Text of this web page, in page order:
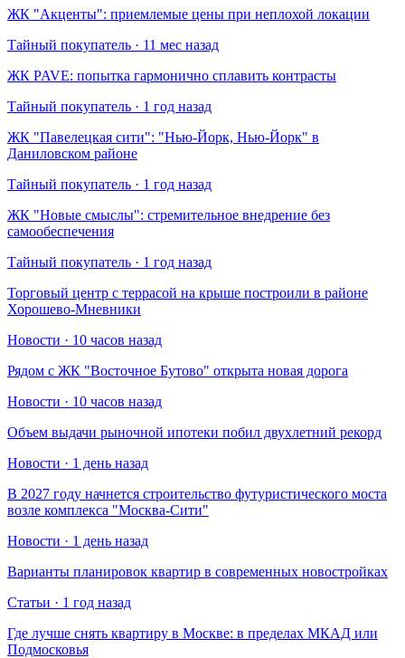
​ЖК "Акценты": приемлемые цены при неплохой локации
Тайный покупатель · 11 мес назад
​ЖК PAVE: попытка гармонично сплавить контрасты
Тайный покупатель · 1 год назад
​ЖК "Павелецкая сити": "Нью-Йорк, Нью-Йорк" в
Даниловском районе
Тайный покупатель · 1 год назад
​ЖК "Новые смыслы": стремительное внедрение без
самообеспечения
Тайный покупатель · 1 год назад
Торговый центр с террасой на крыше построили в районе
Хорошево-Мневники
Новости · 10 часов назад
Рядом с ЖК "Восточное Бутово" открыта новая дорога
Новости · 10 часов назад
Объем выдачи рыночной ипотеки побил двухлетний рекорд
Новости · 1 день назад
В 2027 году начнется строительство футуристического моста
возле комплекса "Москва-Сити"
Новости · 1 день назад
Варианты планировок квартир в современных новостройках
Статьи · 1 год назад
Где лучше снять квартиру в Москве: в пределах МКАД или
Подмосковья